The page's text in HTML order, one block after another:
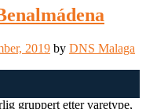
2019 by DNS Malaga
gruppert etter varetype,